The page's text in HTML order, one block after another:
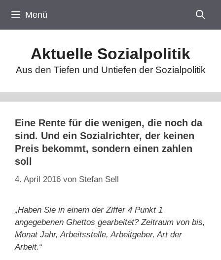
Inhalt
springen
Menü
Aktuelle Sozialpolitik
Aus den Tiefen und Untiefen der Sozialpolitik
Eine Rente für die wenigen, die noch da
sind. Und ein Sozialrichter, der keinen
Preis bekommt, sondern einen zahlen
soll
4. April 2016 von Stefan Sell
„Haben Sie in einem der Ziffer 4 Punkt 1
angegebenen Ghettos gearbeitet? Zeitraum von bis,
Monat Jahr, Arbeitsstelle, Arbeitgeber, Art der
Arbeit.“